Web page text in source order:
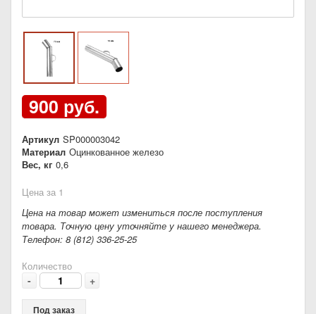
900 руб.
Артикул SP000003042
Материал Оцинкованное железо
Вес, кг 0,6
Цена за 1
Цена на товар может измениться после поступления
товара. Точную цену уточняйте у нашего менеджера.
Телефон: 8 (812) 336-25-25
Количество
- +
Под заказ